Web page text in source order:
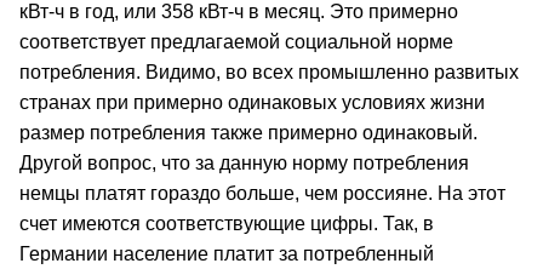
кВт-ч в год, или 358 кВт-ч в месяц. Это примерно
соответствует предлагаемой социальной норме
потребления. Видимо, во всех промышленно развитых
странах при примерно одинаковых условиях жизни
размер потребления также примерно одинаковый.
Другой вопрос, что за данную норму потребления
немцы платят гораздо больше, чем россияне. На этот
счет имеются соответствующие цифры. Так, в
Германии население платит за потребленный